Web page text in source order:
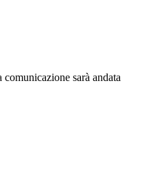
sarà andata